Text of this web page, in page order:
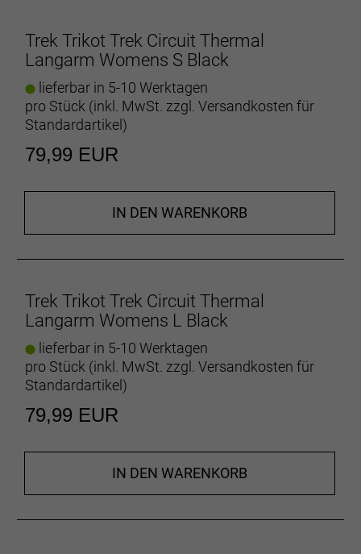
Die richtige Pflege deines Trikots
Die richtige Pflege deines Trikots verlängert seine
Lebensdauer, sorgt für ein angenehmes Tragegefühl
und beseitigt unliebsame Gerüche. Wasche es mit
kaltem Wasser im Schonwaschgang und hänge es
danach zum Trocknen auf.
Dein Leitfaden für d
Du weißt nicht genau
Herstellerdaten gem. GPSR
Marke Trek: Trek Bicycle GmbH
Wegastraße 8 C
06116 Halle (Saale)
Telefon: 00800 8735 8735
Trek Trikot Trek Circuit Thermal
Langarm Womens S Black
lieferbar in 5-10 Werktagen
pro Stück (inkl. MwSt. zzgl. Versandkosten für
Standardartikel)
79,99 EUR
IN DEN WARENKORB
Trek Trikot Trek Circuit Thermal
Langarm Womens L Black
lieferbar in 5-10 Werktagen
pro Stück (inkl. MwSt. zzgl. Versandkosten für
Standardartikel)
79,99 EUR
IN DEN WARENKORB